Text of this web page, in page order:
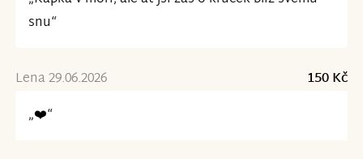
snu“
Lena 29.06.2026
150 Kč
„❤️“